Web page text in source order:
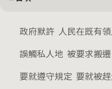
政府默許 人民在既有
誤觸私人地 被要求搬遷
要就遵守規定 要就被